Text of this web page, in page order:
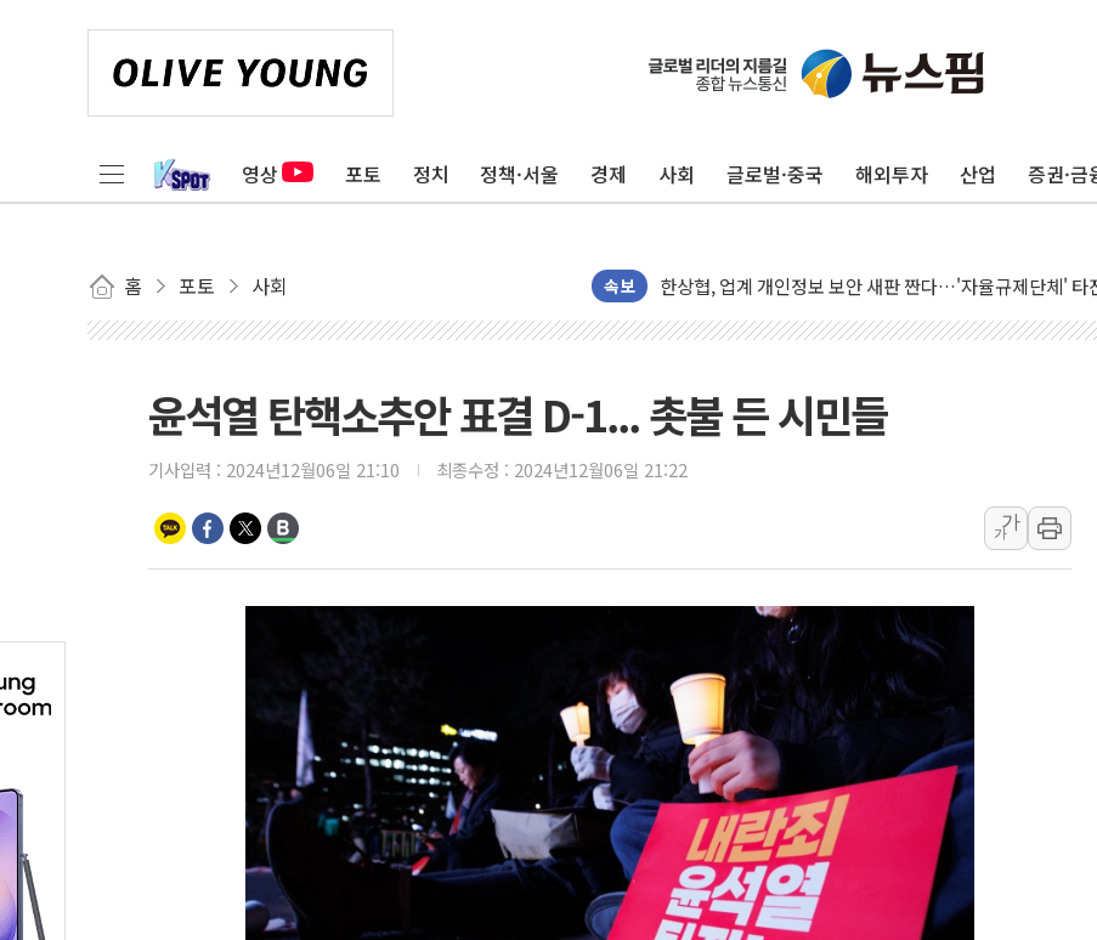
영상 포토 정치 정책·서울 경제 사회 글로벌·중국 해외투자 산업 증권·금
홈 포토 사회 속보
10월 보완수사권 폐지·공소청 출범…피해자들 '범죄 사각
민주, 오늘 제주·인천 경선 결과 발표...'김민석 재역전 vs
뉴욕증시, 고용 쇼크에 금리 인상 우려 후퇴…S&P500 최고
트럼프, 쿡 연준 이사 해임 재추진…"26일까지 의혹 소명"
미 연준 매파 기세 꺾이나…고용 감소에 9월 동결 전망 우세
[종합] 이슬람 수니파 3국, '공동방위협정' 체결… 이스라엘
트럼프, 백신·자폐증 행정명령 검토…"이르면 다음 주"
美 항소법원, 백악관 무도회장 공사 중단 명령…트럼프 제동
이란 핵심 원유 수출항 '하르그섬', 최근 1주일 이상 '올스
美 고용 쇼크에 엔화 장중 급등…시장은 "또 개입했나" 촉각
[AI MY 뉴스] 뉴욕 반도체주 프리뷰...美 고용 쇼크에 반도체
뉴욕증시 프리뷰, 美 고용 쇼크에 금리 인상 우려 후퇴…나
[종합] 美 7월 고용 2만3000명 감소 '쇼크'…9월 금리 인상
[사진] 이슬람 수니파 3개국, 공동방위협정 체결
뉴욕증시 개장 전 특징주...아틀라시안·클라우드플레어·
보훈부, 미 DPAA와 MOU… "6·25 미군 실종자 7359명 끝
트럼프 "금리 내려야"…파월 때와 달리 워시엔 톤 낮춰
특정 정치인 측근 포항시 정책특보 내정설...포항시 '시끌'
윤석열 탄핵소추안 표결 D-1... 촛불 든 시민들
기사입력 : 2024년12월06일 21:10 최종수정 : 2024년12월06일 21:22
가
가